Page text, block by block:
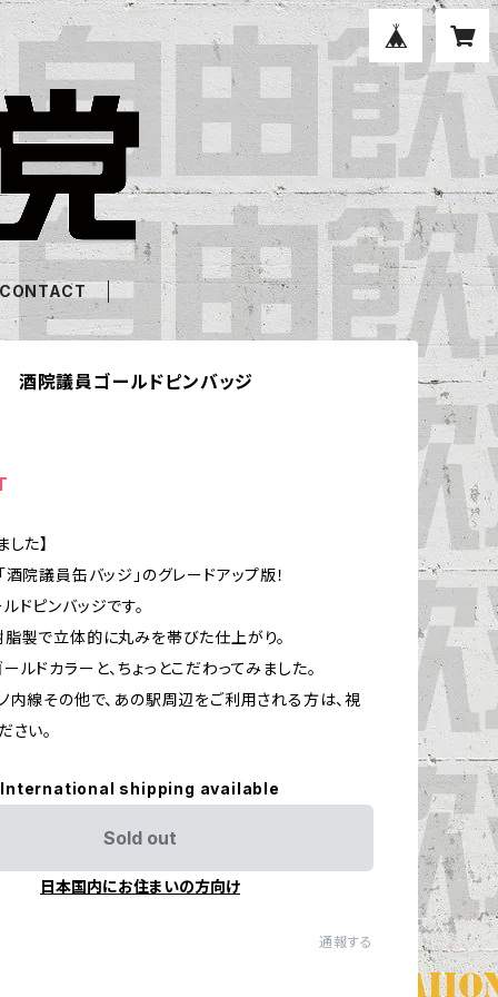
酒院議員ゴールドピンバッジ
た】
酒院議員缶バッジ」のグレードアップ版！
ドピンバッジです。
製で立体的に丸みを帯びた仕上がり。
ルドカラーと、ちょっとこだわってみました。
内線その他で、あの駅周辺をご利用される方は、視
さい。
International shipping available
Sold out
日本国内にお住まいの方向け
通報する